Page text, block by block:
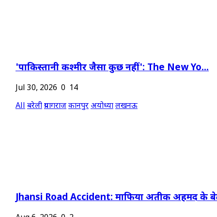
'पाकिस्तानी कश्मीर जैसा कुछ नहीं': The New Yo...
Jul 30, 2026 0 14
Allबरेलीप्रयागराजकानपुरअयोध्यालखनऊ
Jhansi Road Accident: माफिया अतीक अहमद के